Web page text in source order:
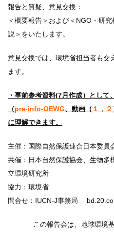
報告と質疑、意見交換：
＜概要報告＞および＜NGO・研
説＞をいたします。
意見交換では、環境省担当者も交
ます。
・事前参考資料(7月作成）とし
（pre-info-OEWG、動画（ １ ， ２
に理解できます。
主催：国際自然保護連合日本委員
共催：日本自然保護協会、生物多
立環境研究所
協力：環境省
問合せ：IUCN-J事務局
この報告会は、地球環境